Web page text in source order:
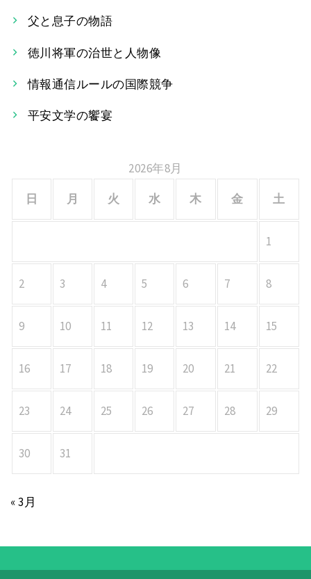
シ
ョ
ン
父と息子の物語
徳川将軍の治世と人物像
情報通信ルールの国際競争
平安文学の饗宴
2026年8月
日
月 火 水 木 金 土
1
2 3 4 5 6 7 8
9 10 11 12 13 14 15
16 17 18 19 20 21 22
23 24 25 26 27 28 29
30 31
« 3月